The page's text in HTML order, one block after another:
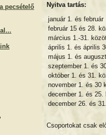
pecsételő
Nyitva tartás:
január 1. és február
február 15 és 28.
március 1.-31.
április 1. és április
május 1. és
szeptember 1. és
október 1. és 31.
november 1. és 30
december 1. és 25.
december 26. és
Csoportokat csak